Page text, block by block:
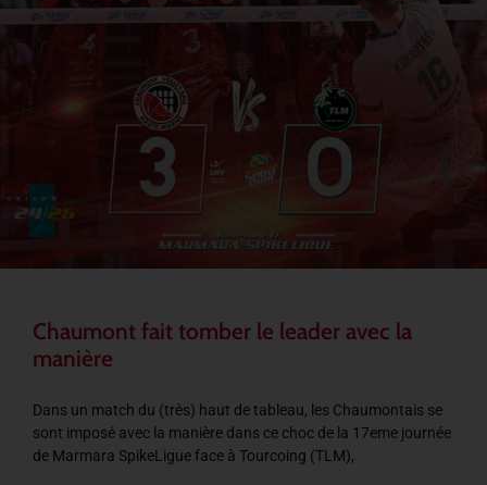
Chaumont fait tomber le leader avec la
manière
Dans un match du (très) haut de tableau, les Chaumontais se
sont imposé avec la manière dans ce choc de la 17eme journée
de Marmara SpikeLigue face à Tourcoing (TLM),